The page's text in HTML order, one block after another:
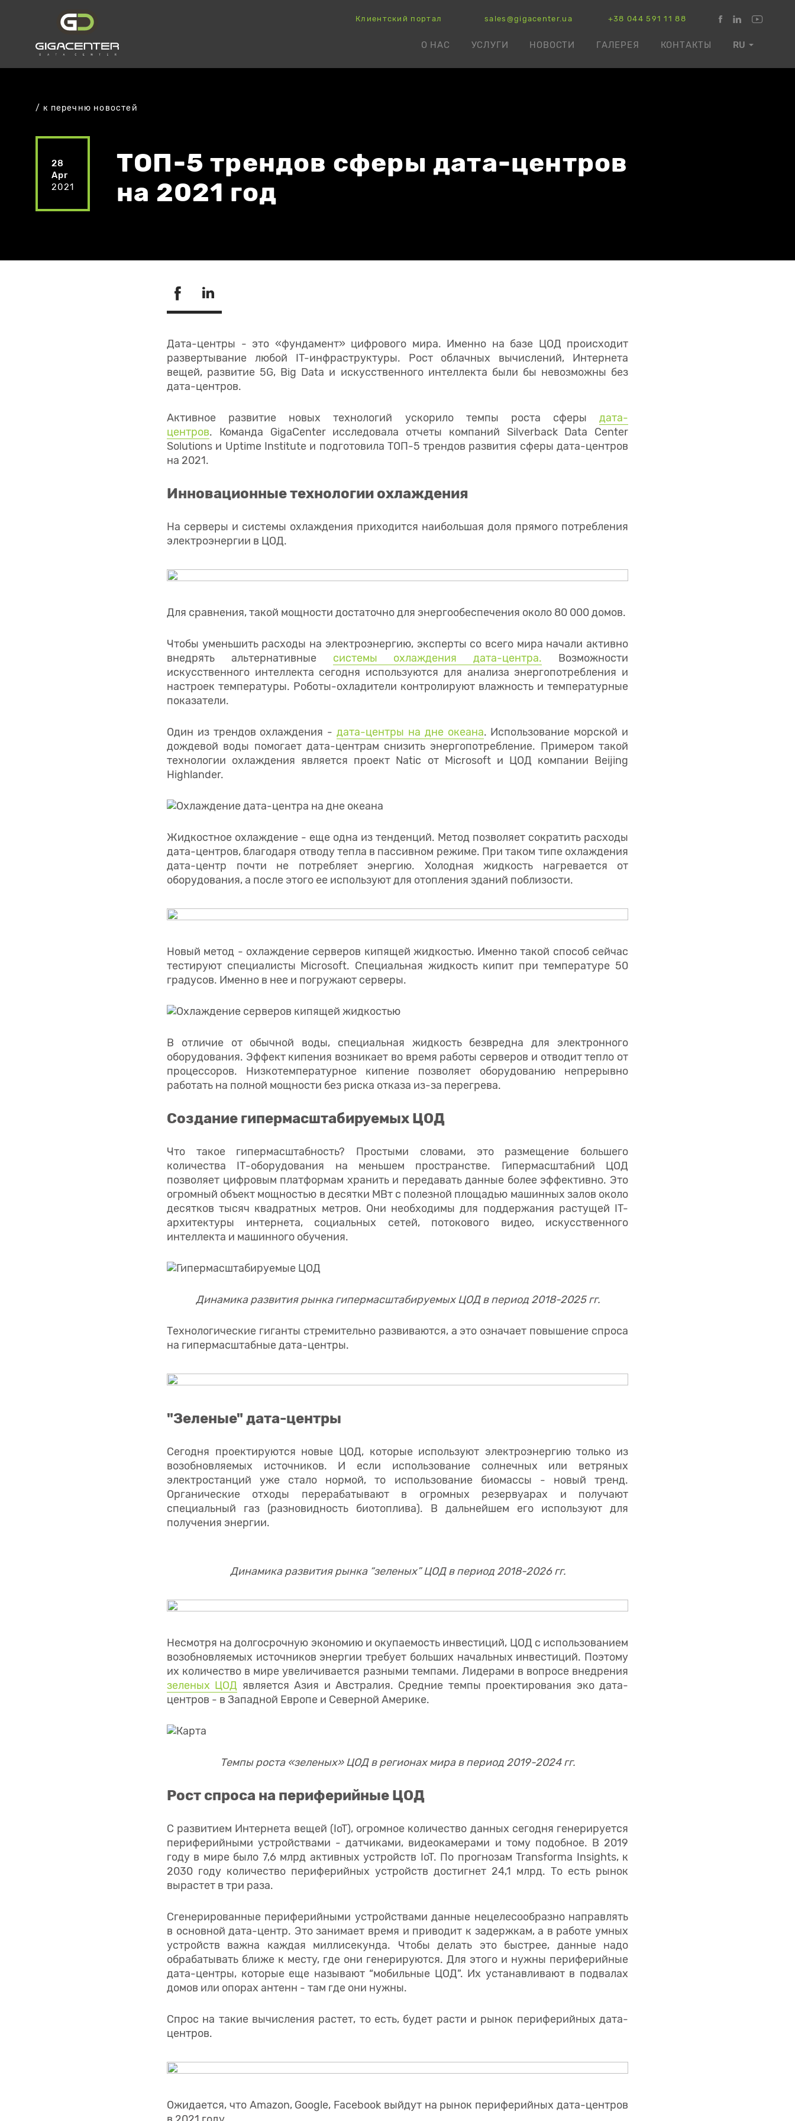
Клиентский портал sales@gigacenter.ua +38 044 591 11 88
О НАС УСЛУГИ НОВОСТИ ГАЛЕРЕЯ КОНТАКТЫ RU
к перечню новостей
28
Apr
2021
ТОП-5 трендов сферы дата-центров
на 2021 год
Дата-центры - это «фундамент» цифрового мира. Именно на базе ЦОД происходит
развертывание любой IT-инфраструктуры. Рост облачных вычислений, Интернета
вещей, развитие 5G, Big Data и искусственного интеллекта были бы невозможны без
дата-центров.
Активное развитие новых технологий ускорило темпы роста сферы дата-
центров. Команда GigaCenter исследовала отчеты компаний Silverback Data Center
Solutions и Uptime Institute и подготовила ТОП-5 трендов развития сферы дата-центров
на 2021.
Инновационные технологии охлаждения
На серверы и системы охлаждения приходится наибольшая доля прямого потребления
электроэнергии в ЦОД.
Для сравнения, такой мощности достаточно для энергообеспечения около 80 000 домов.
Чтобы уменьшить расходы на электроэнергию, эксперты со всего мира начали активно
внедрять альтернативные системы охлаждения дата-центра. Возможности
искусственного интеллекта сегодня используются для анализа энергопотребления и
настроек температуры. Роботы-охладители контролируют влажность и температурные
показатели.
Один из трендов охлаждения -дата-центры на дне океана. Использование морской и
дождевой воды помогает дата-центрам снизить энергопотребление. Примером такой
технологии охлаждения является проект Natic ​​от Microsoft и ЦОД компании Beijing
Highlander.
Жидкостное охлаждение - еще одна из тенденций. Метод позволяет сократить расходы
дата-центров, благодаря отводу тепла в пассивном режиме. При таком типе охлаждения
дата-центр почти не потребляет энергию. Холодная жидкость нагревается от
оборудования, а после этого ее используют для отопления зданий поблизости.
Новый метод - охлаждение серверов кипящей жидкостью. Именно такой способ сейчас
тестируют специалисты Microsoft. Специальная жидкость кипит при температуре 50
градусов. Именно в нее и погружают серверы.
В отличие от обычной воды, специальная жидкость безвредна для электронного
оборудования. Эффект кипения возникает во время работы серверов и отводит тепло от
процессоров. Низкотемпературное кипение позволяет оборудованию непрерывно
работать на полной мощности без риска отказа из-за перегрева.
Создание гипермасштабируемых ЦОД
Что такое гипермасштабность? Простыми словами, это размещение большего
количества IТ-оборудования на меньшем пространстве. Гипермасштабний ЦОД
позволяет цифровым платформам хранить и передавать данные более эффективно. Это
огромный объект мощностью в десятки МВт с полезной площадью машинных залов около
десятков тысяч квадратных метров. Они необходимы для поддержания растущей IT-
архитектуры интернета, социальных сетей, потокового видео, искусственного
интеллекта и машинного обучения.
Динамика развития рынка гипермасштабируемых ЦОД в период 2018-2025 гг.
Технологические гиганты стремительно развиваются, а это означает повышение спроса
на гипермасштабные дата-центры.
"Зеленые" дата-центры
Сегодня проектируются новые ЦОД, которые используют электроэнергию только из
возобновляемых источников. И если использование солнечных или ветряных
электростанций уже стало нормой, то использование биомассы - новый тренд.
Органические отходы перерабатывают в огромных резервуарах и получают
специальный газ (разновидность биотоплива). В дальнейшем его используют для
получения энергии.
Динамика развития рынка “зеленых” ЦОД в период 2018-2026 гг.
Несмотря на долгосрочную экономию и окупаемость инвестиций, ЦОД с использованием
возобновляемых источников энергии требует больших начальных инвестиций. Поэтому
их количество в мире увеличивается разными темпами. Лидерами в вопросе внедрения
зеленых ЦОД является Азия и Австралия. Средние темпы проектирования эко дата-
центров - в Западной Европе и Северной Америке.
Темпы роста «зеленых» ЦОД в регионах мира в период 2019-2024 гг.
Рост спроса на периферийные ЦОД
С развитием Интернета вещей (IoT), огромное количество данных сегодня генерируется
периферийными устройствами - датчиками, видеокамерами и тому подобное. В 2019
году в мире было 7,6 млрд активных устройств IoT. По прогнозам Transforma Insights, к
2030 году количество периферийных устройств достигнет 24,1 млрд. То есть рынок
вырастет в три раза.
Сгенерированные периферийными устройствами данные нецелесообразно направлять
в основной дата-центр. Это занимает время и приводит к задержкам, а в работе умных
устройств важна каждая миллисекунда. Чтобы делать это быстрее, данные надо
обрабатывать ближе к месту, где они генерируются. Для этого и нужны периферийные
дата-центры, которые еще называют “мобильные ЦОД”. Их устанавливают в подвалах
домов или опорах антенн - там где они нужны.
Спрос на такие вычисления растет, то есть, будет расти и рынок периферийных дата-
центров.
Ожидается, что Amazon, Google, Facebook выйдут на рынок периферийных дата-центров